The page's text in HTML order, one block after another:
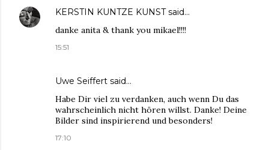
KERSTIN KUNTZE KUNSTsaid…
danke anita & thank you mikael!!!!
15:51
Uwe Seiffert said…
Habe Dir viel zu verdanken, auch wenn Du das
wahrscheinlich nicht hören willst. Danke! Deine
Bilder sind inspirierend und besonders!
17:10